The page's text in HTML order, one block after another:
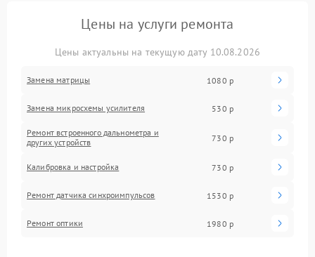
Цены на услуги ремонта
Цены актуальны на текущую дату 10.08.2026
Замена матрицы 1080 р
Замена микросхемы усилителя 530 р
Ремонт встроенного дальнометра и
других устройств
730 р
Калибровка и настройка 730 р
Ремонт датчика синхроимпульсов 1530 р
Ремонт оптики 1980 р